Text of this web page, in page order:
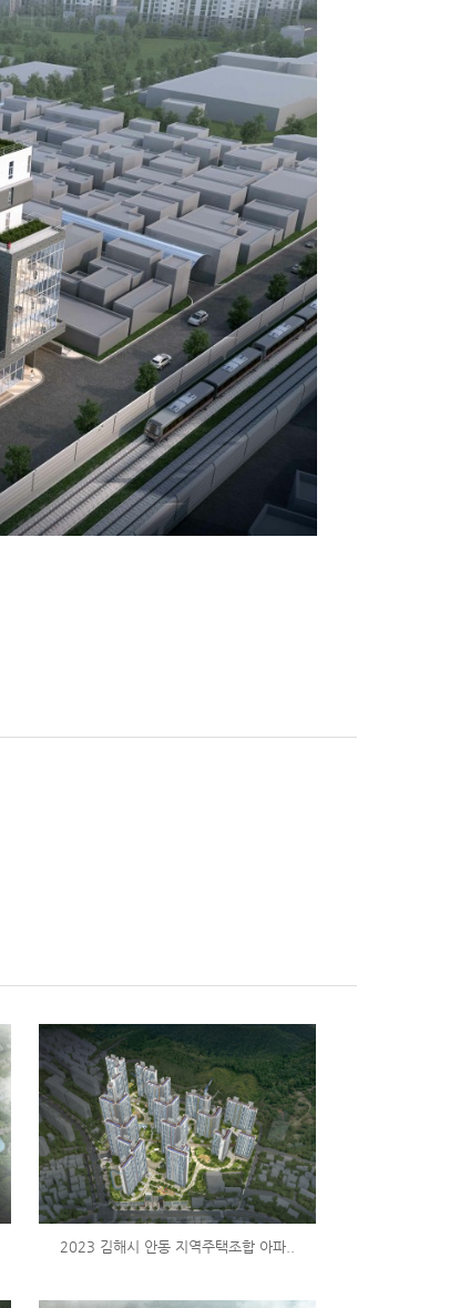
2023 김해시 안동 지역주택조합 아파..